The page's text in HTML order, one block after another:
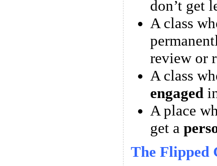
don’t get
A class
review or
A class
engaged
A place
get a
The Flipped